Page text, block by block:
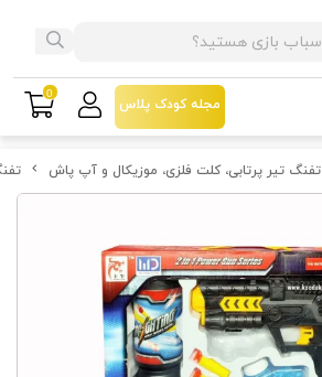
تفنگ تیر پرتابی، کلت فلزی، موزیکال و آپ پاش
مجله کودک پلاس
0